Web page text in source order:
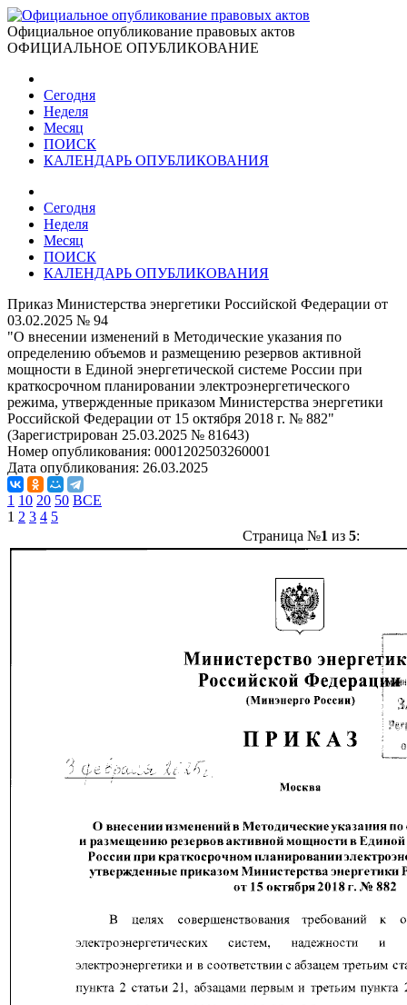
Официальное опубликование правовых актов
ОФИЦИАЛЬНОЕ ОПУБЛИКОВАНИЕ
Сегодня
Неделя
Месяц
ПОИСК
КАЛЕНДАРЬ ОПУБЛИКОВАНИЯ
Сегодня
Неделя
Месяц
ПОИСК
КАЛЕНДАРЬ ОПУБЛИКОВАНИЯ
Приказ Министерства энергетики Российской Федерации от
03.02.2025 № 94
"О внесении изменений в Методические указания по
определению объемов и размещению резервов активной
мощности в Единой энергетической системе России при
краткосрочном планировании электроэнергетического
режима, утвержденные приказом Министерства энергетики
Российской Федерации от 15 октября 2018 г. № 882"
(Зарегистрирован 25.03.2025 № 81643)
Номер опубликования: 0001202503260001
Дата опубликования: 26.03.2025
1 10 20 50 ВСЕ
1 2 3 4 5
Страница №1 из 5: